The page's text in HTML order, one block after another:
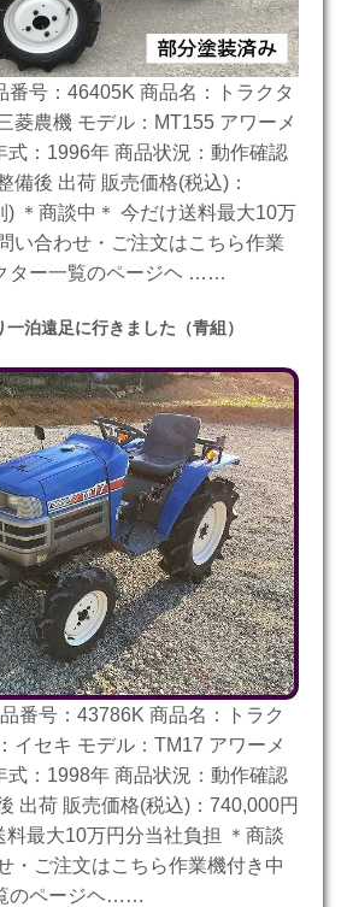
番号：46405K 商品名：トラクタ
菱農機 モデル：MT155 アワーメ
式：1996年 商品状況：動作確認
備後 出荷 販売価格(税込)：
) ＊商談中＊ 今だけ送料最大10万
い合わせ・ご注文はこちら作業
ター一覧のページヘ ……
泊遠足に行きました（青組）
番号：43786K 商品名：トラク
イセキ モデル：TM17 アワーメ
式：1998年 商品状況：動作確認
出荷 販売価格(税込)：740,000円
料最大10万円分当社負担 ＊商談
・ご注文はこちら作業機付き中
のページヘ……